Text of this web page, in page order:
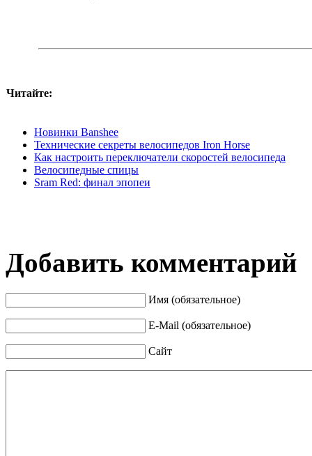
Читайте:
Новинки Banshee
Технические секреты велосипедов Iron Horse
Как настроить переключатели скоростей велосипеда
Велосипедные спицы
Sram Red: финал эпопеи
Добавить комментарий
Имя (обязательное)
E-Mail (обязательное)
Сайт